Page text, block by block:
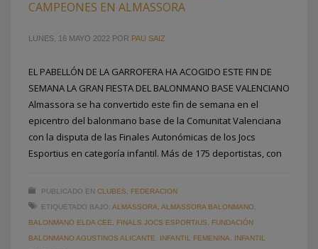
CAMPEONES EN ALMASSORA
LUNES, 16 MAYO 2022 POR PAU SAIZ
EL PABELLÓN DE LA GARROFERA HA ACOGIDO ESTE FIN DE
SEMANA LA GRAN FIESTA DEL BALONMANO BASE VALENCIANO
Almassora se ha convertido este fin de semana en el
epicentro del balonmano base de la Comunitat Valenciana
con la disputa de las Finales Autonómicas de los Jocs
Esportius en categoría infantil. Más de 175 deportistas, con
PUBLICADO EN CLUBES
FEDERACION
ETIQUETADO BAJO: ALMASSORA ALMASSORA BALONMANO
BALONMANO ELDA CEE
FINALS JOCS ESPORTIUS
FUNDACIÓN
BALONMANO AGUSTINOS ALICANTE
INFANTIL FEMENINA
INFANTIL